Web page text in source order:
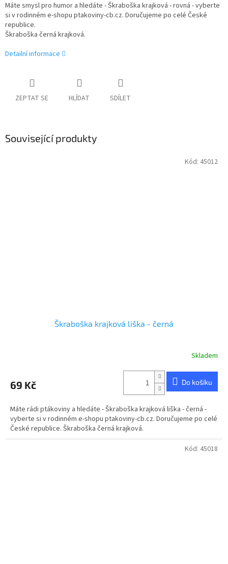
Máte smysl pro humor a hledáte - Škraboška krajková - rovná - vyberte
si v rodinném e-shopu ptakoviny-cb.cz. Doručujeme po celé České
republice.
Škraboška černá krajková.
Detailní informace
ZEPTAT SE HLÍDAT SDÍLET
Související produkty
Škraboška krajková liška - černá
Skladem
69 Kč Do košíku
Máte rádi ptákoviny a hledáte - Škraboška krajková liška - černá -
vyberte si v rodinném e-shopu ptakoviny-cb.cz. Doručujeme po celé
České republice. Škraboška černá krajková.
Kód: 45012
Kód: 45018